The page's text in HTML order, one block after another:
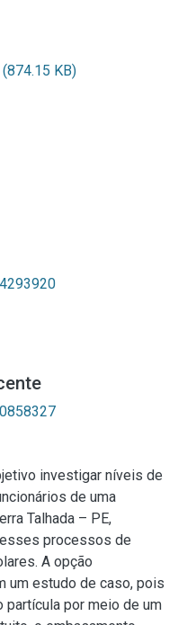
(874.15 KB)
investigar níveis de
de uma
Talhada – PE,
processos de
A opção
um estudo de caso, pois
por meio de um